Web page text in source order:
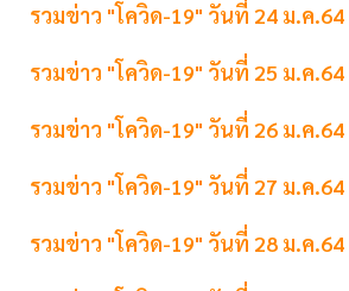
รวมข่าว "โควิด-19" วันที่ 24 ม.ค.64
รวมข่าว "โควิด-19" วันที่ 25 ม.ค.64
รวมข่าว "โควิด-19" วันที่ 26 ม.ค.64
รวมข่าว "โควิด-19" วันที่ 27 ม.ค.64
รวมข่าว "โควิด-19" วันที่ 28 ม.ค.64